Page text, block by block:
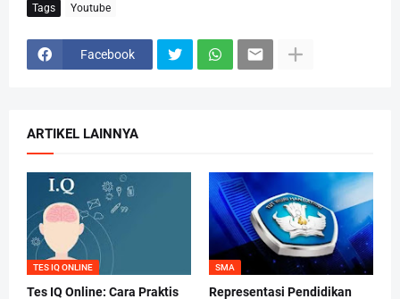
Tags Youtube
Facebook
ARTIKEL LAINNYA
TES IQ ONLINE
Tes IQ Online: Cara Praktis
SMA
Representasi Pendidikan